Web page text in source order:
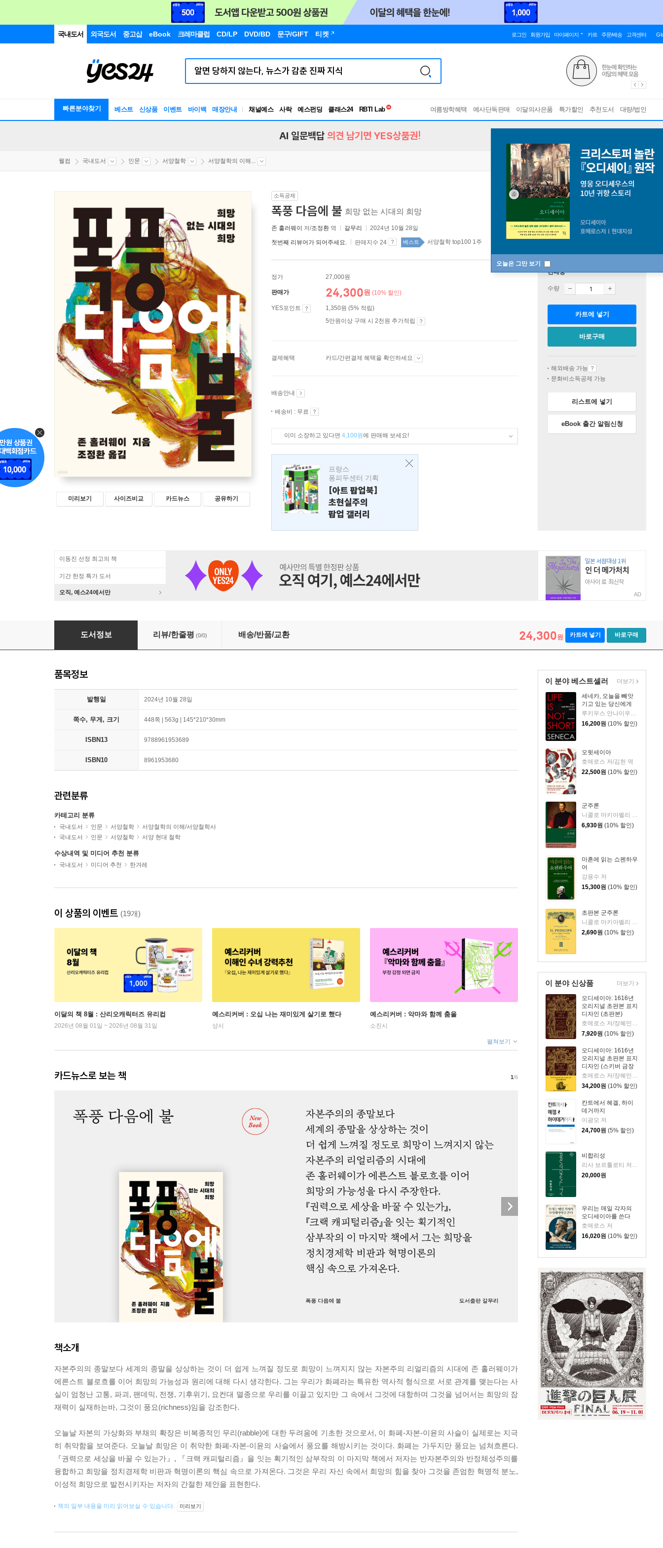
국내도서 외국도서 중고샵 eBook 크레마클럽 CD/LP DVD/BD 문구/GIFT 티켓 로그인 회원가입 마이페이지 카트 주문/배송 고객센터
빠른분야찾기 베스트 신상품 이벤트 바이백 매장안내 채널예스 사락 예스펀딩 클래스24
RBTI Lab
독서유형검사
여름방학혜택 예사단독판매 이달의사은품 특가할인 추천도서 대량/법인
오늘은 그만 보기
AI 일문백답 의견 남기면 YES상품권!
웰컴 국내도서 인문 서양철학 서양철학의 이해...
미리보기 사이즈비교 카드뉴스 공유하기
소득공제
폭풍 다음에 불 희망 없는 시대의 희망
존 홀러웨이 저/조정환 역 갈무리 2024년 10월 28일
첫번째 리뷰어가 되어주세요. 판매지수 24 베스트 서양철학 top100 1주
정가 27,000원
판매가 24,300원 (10% 할인)
YES포인트
1,350원 (5% 적립)
5만원이상 구매 시 2천원 추가적립
결제혜택 카드/간편결제 혜택을 확인하세요
배송안내
배송비 : 무료
이미 소장하고 있다면 4,100원에 판매해 보세요!
프랑스
퐁피두센터 기획
[아트 팝업북]
초현실주의
팝업 갤러리
판매중
수량
카트에 넣기
바로구매
해외배송 가능
문화비소득공제 가능
리스트에 넣기
eBook 출간 알림신청
이동진 선정 최고의 책
기간 한정 특가 도서
오직, 예스24에서만 AD
폭풍 다음에 불
도서정보 리뷰/한줄평 (0/0) 배송/반품/교환 24,300원 카트에 넣기 바로구매
이 분야 베스트셀러
세네카, 오늘을 빼앗
기고 있는 당신에게
루키우스 안나이우스 세네카 저/하와이 대저택 편역
16,200원 (10% 할인)
오뒷세이아
호메로스 저/김헌 역
22,500원 (10% 할인)
군주론
6,930원 (10% 할인)
마흔에 읽는 쇼펜하우
어
강용수 저
15,300원 (10% 할인)
초판본 군주론
2,690원 (10% 할인)
더보기
이 분야 신상품
오디세이아: 1616년
오리지널 초판본 표지
디자인 (초판본)
호메로스 저/장혜민 역
7,920원 (10% 할인)
오디세이아: 1616년
오리지널 초판본 표지
디자인 (스키버 금장
에디션)
호메로스 저/장혜민 역
34,200원 (10% 할인)
칸트에서 헤겔, 하이
데거까지
이광모 저
24,700원 (5% 할인)
비합리성
리사 보르톨로티 저/서상복 역
20,000원
우리는 매일 각자의
오디세이아를 쓴다
호메로스 저
16,020원 (10% 할인)
더보기
품목정보
발행일 2024년 10월 28일
쪽수, 무게, 크기 448쪽 | 563g | 145*210*30mm
ISBN13 9788961953689
ISBN10 8961953680
관련분류
카테고리 분류
국내도서 인문 서양철학
서양철학의 이해/서양철학사
국내도서
인문 서양철학 서양 현대 철학
수상내역 및 미디어 추천 분류
국내도서 미디어 추천 한겨레
이 상품의 이벤트 (19개)
이달의 책 8월 : 산리오캐릭터즈 유리컵
2026년 08월 01일 ~ 2026년 08월 31일
예스리커버 : 오십 나는 재미있게 살기로 했다
상시
예스리커버 : 악마와 함께 춤을
소진시
펼쳐보기
카드뉴스로 보는 책 1/6
책소개
자본주의의 종말보다 세계의 종말을 상상하는 것이 더 쉽게 느껴질 정도로 희망이 느껴지지 않는 자본주의 리얼리즘의 시대에 존 홀러웨이가
에른스트 블로흐를 이어 희망의 가능성과 원리에 대해 다시 생각한다. 그는 우리가 화폐라는 특유한 역사적 형식으로 서로 관계를 맺는다는 사
실이 엄청난 고통, 파괴, 팬데믹, 전쟁, 기후위기, 요컨대 멸종으로 우리를 이끌고 있지만 그 속에서 그것에 대항하며 그것을 넘어서는 희망의 잠
재력이 실재하는바, 그것이 풍요(richness)임을 강조한다.
오늘날 자본의 가상화와 부채의 확장은 비복종적인 무리(rabble)에 대한 두려움에 기초한 것으로서, 이 화폐-자본-이윤의 사슬이 실제로는 지극
히 취약함을 보여준다. 오늘날 희망은 이 취약한 화폐-자본-이윤의 사슬에서 풍요를 해방시키는 것이다. 화폐는 가두지만 풍요는 넘쳐흐른다.
『권력으로 세상을 바꿀 수 있는가』, 『크랙 캐피털리즘』을 잇는 획기적인 삼부작의 이 마지막 책에서 저자는 반자본주의와 반정체성주의를
융합하고 희망을 정치경제학 비판과 혁명이론의 핵심 속으로 가져온다. 그것은 우리 자신 속에서 희망의 힘을 찾아 그것을 존엄한 혁명적 분노,
이성적 희망으로 발전시키자는 저자의 간절한 제안을 표현한다.
책의 일부 내용을 미리 읽어보실 수 있습니다. 미리보기